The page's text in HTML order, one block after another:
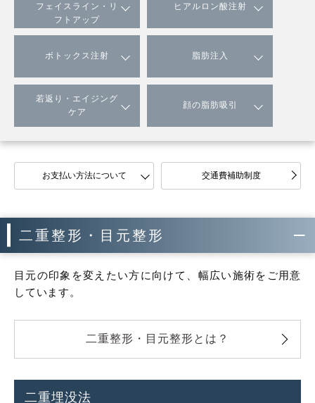
フェイスライン・リ
フトアップ
ヒアルロン酸注射
ボトックス注射 脂肪注入
若返り・エイジング
ケア
顔の脂肪吸引
お支払い方法について 交通費補助制度
二重整形・目元整形
目元の印象を変えたい方に向けて、幅広い施術をご用意
しています。
二重整形・目元整形とは？
二重埋没法